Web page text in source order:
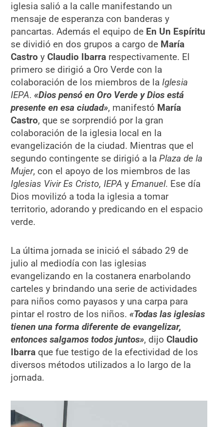
iglesia salió a la calle manifestando un
mensaje de esperanza con banderas y
pancartas. Además el equipo de En Un Espíritu
se dividió en dos grupos a cargo de María
Castro yClaudio Ibarra respectivamente. El
primero se dirigió a Oro Verde con la
colaboración de los miembros de laIglesia
IEPA.«Dios pensó en Oro Verde y Dios está
presente en esa ciudad», manifestó María
Castro, que se sorprendió por la gran
colaboración de la iglesia local en la
evangelización de la ciudad. Mientras que el
segundo contingente se dirigió a laPlaza de la
Mujer, con el apoyo de los miembros de las
Iglesias Vivir Es Cristo, IEPA yEmanuel. Ese día
Dios movilizó a toda la iglesia a tomar
territorio, adorando y predicando en el espacio
verde.
La última jornada se inició el sábado 29 de
julio al mediodía con las iglesias
evangelizando en la costanera enarbolando
carteles y brindando una serie de actividades
para niños como payasos y una carpa para
pintar el rostro de los niños.«Todas las iglesias
tienen una forma diferente de evangelizar,
entonces salgamos todos juntos», dijoClaudio
Ibarra que fue testigo de la efectividad de los
diversos métodos utilizados a lo largo de la
jornada.